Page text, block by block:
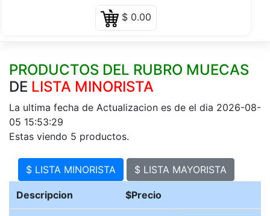
$ 0.00
PRODUCTOS DEL RUBRO MUECAS
DE LISTA MINORISTA
La ultima fecha de Actualizacion es de el dia 2026-08-
05 15:53:29
Estas viendo 5 productos.
$ LISTA MINORISTA $ LISTA MAYORISTA
Descripcion $Precio